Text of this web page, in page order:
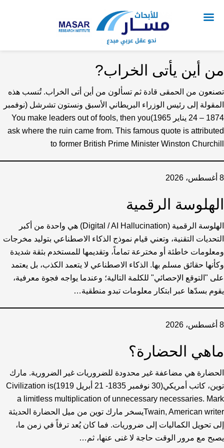
من أين يأتى الخراب?
تصنعون من الحمقى قادة ثم تسألون من أين أتى الخراب. تُنسب هذه
المقولة إلى رئيس الوزراء البريطاني الأسبق ونستون تشرشل (نوفمبر
1874 – 24 يناير 1965)You make leaders out of fools, then you
ask where the ruin came from. This famous quote is attributed
to former British Prime Minister Winston Churchill
8 أغسطس، 2026
الهلوسة الرقمية
الهلوسة الرقمية (Digital / AI Hallucination) هي واحدة من أكبر
التحديات التقنية، وتعني قيام نموذج الذكاء الاصطناعي بتوليد مخرجات
ومعلومات خاطئة أو مخترعة تماماً، وتقديمها للمستخدم بثقة شديدة
وكأنها حقائق مسلم بها. الذكاء الاصطناعي لا يتعمد الكذب، بل يعتمد
على "التوقع الإحصائي" للكلمة التالية؛ وعندما يواجه فجوة معرفية،
يقوم بسدّها عبر ابتكار معلومات تبدو منطقية…
8 أغسطس، 2026
ماهي الحضارة؟
الحضارة هي مضاعفة غير محدودة للضروريات غير الضرورية. مارك
توين، كاتب أمريكي(30 نوفمبر 1835- 21 أبريل 1919)Civilization is
a limitless multiplication of unnecessary necessaries. Mark
Twain, American writerيسخر مارك توين من ميل الحضارة الحديثة
إلى تحويل الكماليات إلى ضروريات. فما كان يُعد ترفاً في زمن ما،
يصبح مع مرور الوقت حاجة لا غنى عنها، ثم…